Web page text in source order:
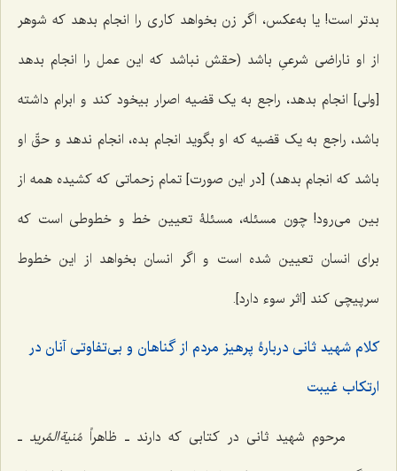
بدتر است! یا به‌عکس، اگر زن بخواهد کاری را انجام بدهد که شوهر
از او ناراضی شرعیِ باشد (حقش نباشد که این عمل را انجام بدهد
[ولی] انجام بدهد، راجع به یک قضیه اصرار بیخود کند و ابرام داشته
باشد، راجع به یک قضیه که او بگوید انجام بده، انجام ندهد و حقّ او
باشد که انجام بدهد) [در این صورت] تمام زحماتی که کشیده همه از
بین می‌رود! چون مسئله، مسئلۀ تعیین خط و خطوطی است که
برای انسان تعیین شده است و اگر انسان بخواهد از این خطوط
سرپیچی کند [اثر سوء دارد].
کلام شهید ثانی دربارۀ پرهیز مردم از گناهان و بی‌تفاوتی آنان در
ارتکاب غیبت
مرحوم شهید ثانی در کتابی که دارند ـ ظاهراً مُنیةالمُرید ـ